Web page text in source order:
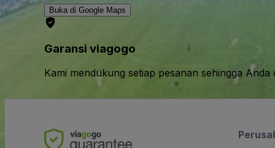
Buka di Google Maps
Garansi viagogo
Kami mendukung setiap pesanan sehingga